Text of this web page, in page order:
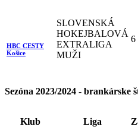
HBC CESTY
Košice
SLOVENSKÁ
HOKEJBALOVÁ
EXTRALIGA
MUŽI
6
Sezóna 2023/2024 - brankárske
Klub Liga